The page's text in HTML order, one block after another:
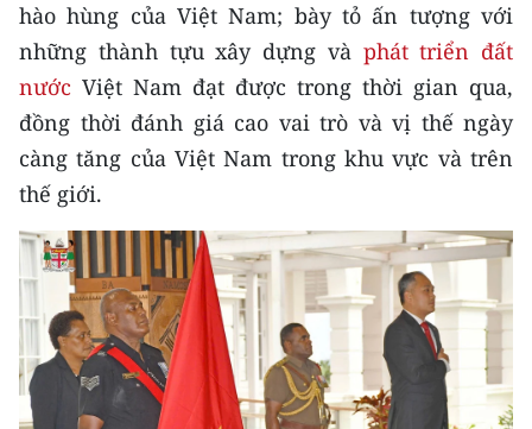
Media Pháp luật
Media Du lịch
Media Thế giới
Media Thể thao
Media Giáo dục
Media Y tế
Media Khoa học - Công nghệ
Media Môi trường
hào hùng của Việt Nam; bày tỏ ấn tượng với
những thành tựu xây dựng và phát triển đất
nước Việt Nam đạt được trong thời gian qua,
đồng thời đánh giá cao vai trò và vị thế ngày
càng tăng của Việt Nam trong khu vực và trên
thế giới.